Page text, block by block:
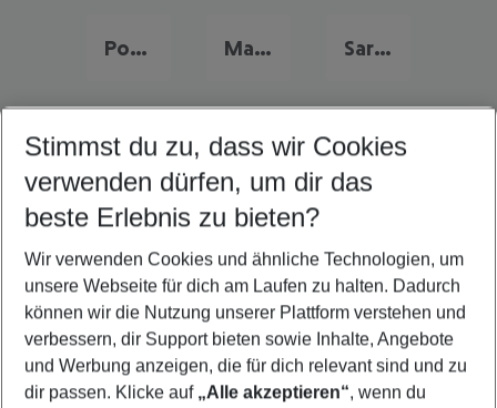
Portugal Urlaub Malta Last Minute Sardinien Last Minute
Quicklinks
Familienurlaub Teneriffa
Frübucher Angebote Teneriffa für 2026
Flug & Hotel Teneriffa
Pauschalreisen Teneriffa
Urlaub Teneriffa
Stimmst du zu, dass wir Cookies
verwenden dürfen, um dir das
beste Erlebnis zu bieten?
Wir verwenden Cookies und ähnliche Technologien, um
unsere Webseite für dich am Laufen zu halten. Dadurch
können wir die Nutzung unserer Plattform verstehen und
verbessern, dir Support bieten sowie Inhalte, Angebote
und Werbung anzeigen, die für dich relevant sind und zu
dir passen. Klicke auf „Alle akzeptieren“, wenn du